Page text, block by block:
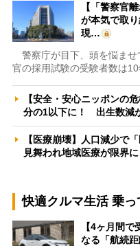
【「警察官
が本気で取
現…
警察庁が目下、頭を悩ませ
官の採用試験の受験者数は
【安全・安心ニッポンの
分の1以下に！ 出生数減
【医療崩壊】人口減少で
見舞われ地域医療が限界
快適クルマ生活 乗
【4ヶ月間
なる「航続